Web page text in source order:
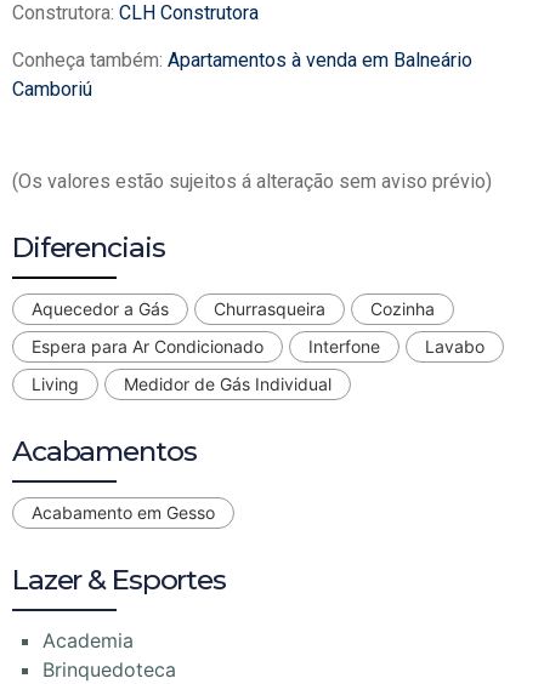
Construtora: CLH Construtora
Conheça também: Apartamentos à venda em Balneário
Camboriú
(Os valores estão sujeitos á alteração sem aviso prévio)
Diferenciais
Aquecedor a Gás Churrasqueira
Cozinha
Espera para Ar Condicionado
Interfone
Lavabo
Living
Medidor de Gás Individual
Acabamentos
Acabamento em Gesso
Lazer & Esportes
Academia
Brinquedoteca